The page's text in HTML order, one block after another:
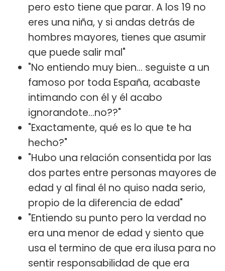
pero esto tiene que parar. A los 19 no
eres una niña, y si andas detrás de
hombres mayores, tienes que asumir
que puede salir mal"
"No entiendo muy bien... seguiste a un
famoso por toda España, acabaste
intimando con él y él acabo
ignorandote...no??"
"Exactamente, qué es lo que te ha
hecho?"
"Hubo una relación consentida por las
dos partes entre personas mayores de
edad y al final él no quiso nada serio,
propio de la diferencia de edad"
"Entiendo su punto pero la verdad no
era una menor de edad y siento que
usa el termino de que era ilusa para no
sentir responsabilidad de que era